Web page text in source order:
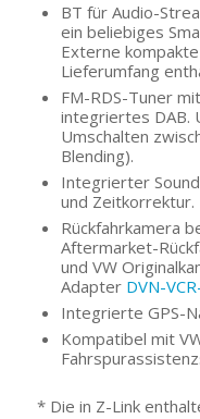
BT für Audio-
ein beliebiges
Externe
Lieferumfang
FM-RDS-Tuner
integriertes DAB.
Umschalten
Blending).
Integrierter
und Zeitkorrektur.
Rückfahrkamera
Aftermarket-
und VW
Adapter DVN-
Integrierte GPS-
Kompatibel mit
* Die in Z-Link